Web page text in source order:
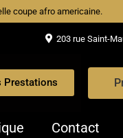
coupe afro americaine.
203 rue Saint-
Prestations
Contact